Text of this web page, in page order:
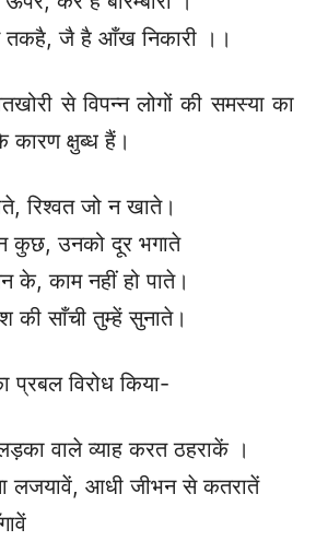
तकहै, जै है आँख निकारी ।।
से विपन्न लोगों की समस्या का
कारण क्षुब्ध हैं।
रिश्वत जो न खाते।
कुछ, उनको दूर भगाते
के, काम नहीं हो पाते।
की साँची तुम्हें सुनाते।
विरोध किया-
वाले व्याह करत ठहराकें ।
लजयावें, आधी जीभन से कतरातें